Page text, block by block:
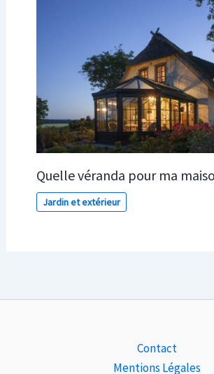
Quelle véranda pour ma
Jardin et extérieur
Contact
Mentions Légales